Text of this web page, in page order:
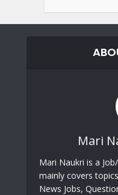
Mari
Mari Naukri is a
mainly covers
News Jobs,